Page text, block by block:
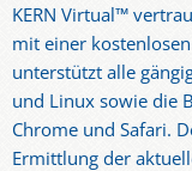
KERN Virtual™
mit einer
unterstützt alle
und Linux sowie die
Chrome und Safari.
Ermittlung der